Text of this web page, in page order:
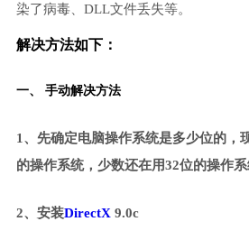
染了病毒、DLL文件丢失等。
解决方法如下：
一、 手动解决方法
1、先确定电脑操作系统是多少位的，
的操作系统，少数还在用32位的操作系
2、安装DirectX 9.0c